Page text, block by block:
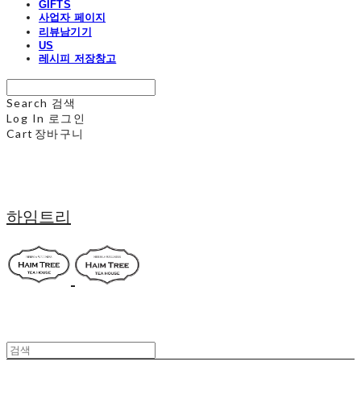
GIFTS
사업자 페이지
리뷰남기기
US
레시피 저장창고
Search 검색
Log In 로그인
Cart 장바구니
하임트리